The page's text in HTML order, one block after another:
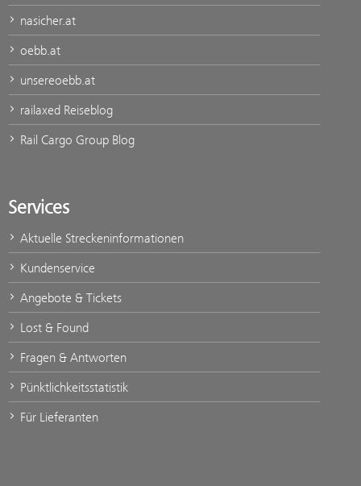
nasicher.at
oebb.at
unsereoebb.at
railaxed Reiseblog
Rail Cargo Group Blog
Services
Aktuelle Streckeninformationen
Kundenservice
Angebote & Tickets
Lost & Found
Fragen & Antworten
Pünktlichkeitsstatistik
Für Lieferanten